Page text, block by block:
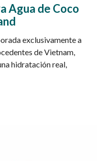
Agua de Coco
exclusivamente a
de Vietnam,
hidratación real,